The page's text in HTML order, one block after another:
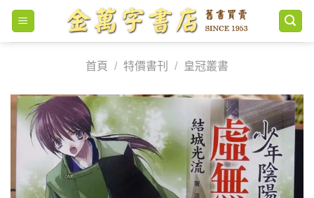
Skip
content
首頁
/ 特價書刊 / 皇冠叢書